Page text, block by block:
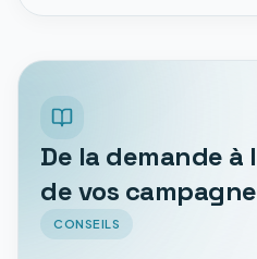
De la demande à
de vos
CONSEILS